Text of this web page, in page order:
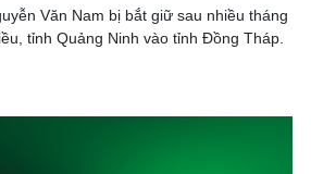
Văn Nam bị bắt giữ sau nhiều tháng
tỉnh Quảng Ninh vào tỉnh Đồng Tháp.